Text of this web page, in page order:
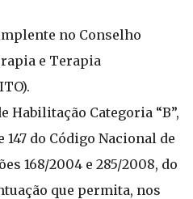
no Conselho
e Terapia
Habilitação Categoria “B”,
147 do Código Nacional de
168/2004 e 285/2008, do
que permita, nos